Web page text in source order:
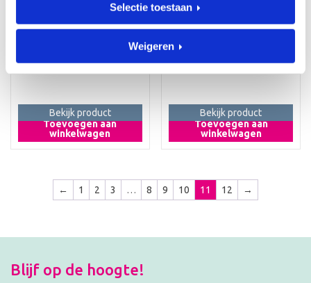
Selectie toestaan
Weigeren
Geboorteklompje Luca
€36,95
Toevoegen aan
winkelwagen
Bekijk product
KRAAMCADEAUS
Geboorteklompje
Art. klomp_00087
€36,95
Toevoegen aan
winkelwagen
Bekijk product
← 1 2 3 … 8 9 10 11 12 →
Blijf op de hoogte!